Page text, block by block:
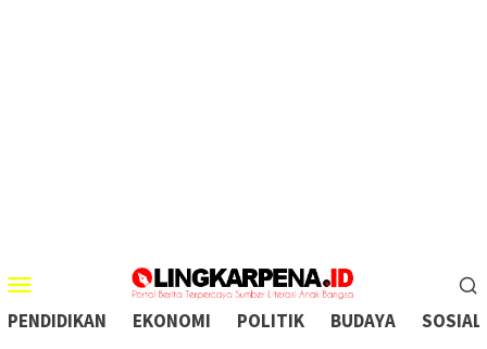
Mobile
PENDIDIKAN EKONOMI POLITIK BUDAYA SOSIAL